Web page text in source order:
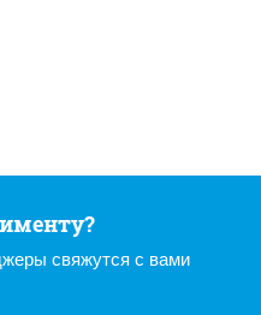
свяжутся с вами